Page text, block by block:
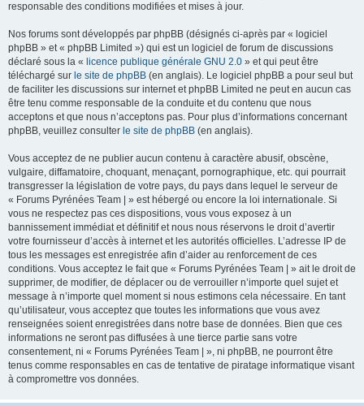
responsable des conditions modifiées et mises à jour.
Nos forums sont développés par phpBB (désignés ci-après par « logiciel
phpBB » et « phpBB Limited ») qui est un logiciel de forum de discussions
déclaré sous la « licence publique générale GNU 2.0 » et qui peut être
téléchargé sur le site de phpBB (en anglais). Le logiciel phpBB a pour seul but
de faciliter les discussions sur internet et phpBB Limited ne peut en aucun cas
être tenu comme responsable de la conduite et du contenu que nous
acceptons et que nous n’acceptons pas. Pour plus d’informations concernant
phpBB, veuillez consulter le site de phpBB (en anglais).
Vous acceptez de ne publier aucun contenu à caractère abusif, obscène,
vulgaire, diffamatoire, choquant, menaçant, pornographique, etc. qui pourrait
transgresser la législation de votre pays, du pays dans lequel le serveur de
« Forums Pyrénées Team | » est hébergé ou encore la loi internationale. Si
vous ne respectez pas ces dispositions, vous vous exposez à un
bannissement immédiat et définitif et nous nous réservons le droit d’avertir
votre fournisseur d’accès à internet et les autorités officielles. L’adresse IP de
tous les messages est enregistrée afin d’aider au renforcement de ces
conditions. Vous acceptez le fait que « Forums Pyrénées Team | » ait le droit de
supprimer, de modifier, de déplacer ou de verrouiller n’importe quel sujet et
message à n’importe quel moment si nous estimons cela nécessaire. En tant
qu’utilisateur, vous acceptez que toutes les informations que vous avez
renseignées soient enregistrées dans notre base de données. Bien que ces
informations ne seront pas diffusées à une tierce partie sans votre
consentement, ni « Forums Pyrénées Team | », ni phpBB, ne pourront être
tenus comme responsables en cas de tentative de piratage informatique visant
à compromettre vos données.